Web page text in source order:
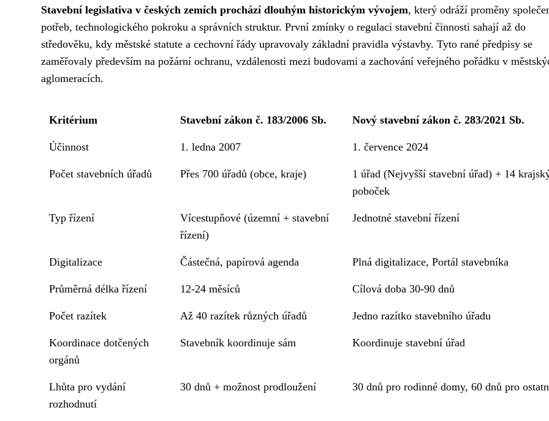
Stavební legislativa v českých zemích prochází dlouhým historickým vývojem, který odráží proměny
potřeb, technologického pokroku a správních struktur. První zmínky o regulaci stavební činnosti sahají až do
středověku, kdy městské statute a cechovní řády upravovaly základní pravidla výstavby. Tyto rané předpisy se
zaměřovaly především na požární ochranu, vzdálenosti mezi budovami a zachování veřejného pořádku v
aglomeracích.
Kritérium Stavební zákon č. 183/2006 Sb. Nový stavební zákon č. 283/2021 Sb.
Účinnost 1. ledna 2007 1. července 2024
Počet stavebních úřadů Přes 700 úřadů (obce, kraje)
1 úřad (Nejvyšší stavební úřad) + 14
poboček
Typ řízení
Vícestupňové (územní + stavební
řízení)
Jednotné stavební řízení
Digitalizace Částečná, papírová agenda Plná digitalizace, Portál stavebníka
Průměrná délka řízení 12-24 měsíců Cílová doba 30-90 dnů
Počet razítek Až 40 razítek různých úřadů Jedno razítko stavebního úřadu
Koordinace dotčených
orgánů
Stavebník koordinuje sám Koordinuje stavební úřad
Lhůta pro vydání
rozhodnutí
30 dnů + možnost prodloužení 30 dnů pro rodinné domy, 60 dnů pro